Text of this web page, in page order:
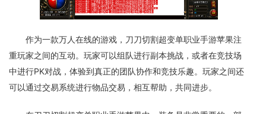
作为一款万人在线的游戏，刀刀切割超变单职业手游苹果注
重玩家之间的互动。玩家可以组队进行副本挑战，或者在竞技场
中进行PK对战，体验到真正的团队协作和竞技乐趣。玩家之间还
可以通过交易系统进行物品交易，相互帮助，共同进步。